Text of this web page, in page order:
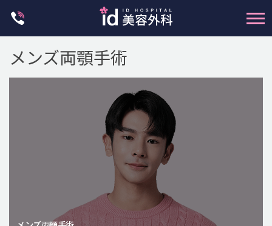
両顎手術
メンズ両顎手術